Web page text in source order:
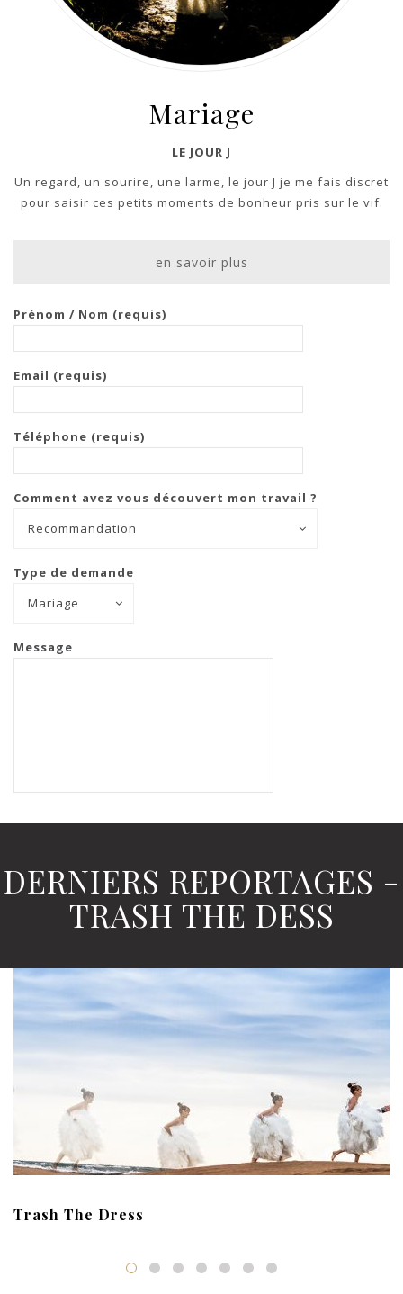
Mariage
LE JOUR J
Un regard, un sourire, une larme, le jour J je me fais discret
pour saisir ces petits moments de bonheur pris sur le vif.
en savoir plus
Prénom / Nom (requis)
Email (requis)
Téléphone (requis)
Comment avez vous découvert mon travail ?
Recommandation
Type de demande
Mariage
Message
DERNIERS REPORTAGES -
TRASH THE DESS
Trash The Dress